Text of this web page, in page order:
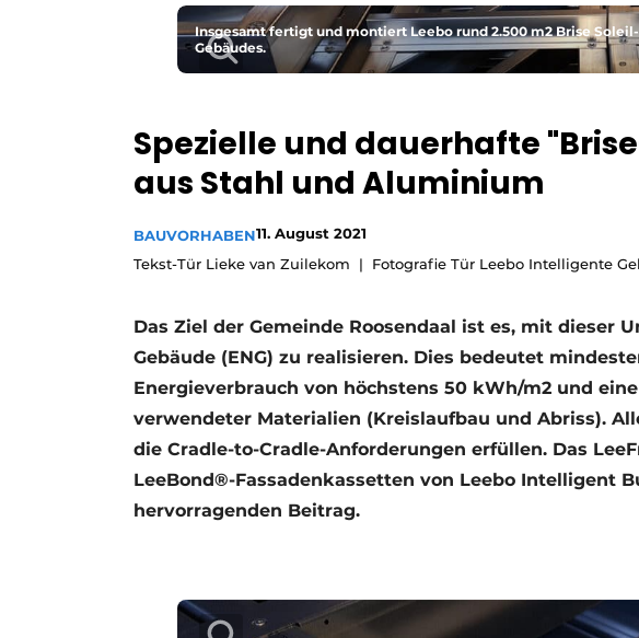
Veranstaltung anmelden
Startseite
Newsletter
Podcasts
Datenschutz / Cookie-Erklärung
GeschichteMetadaten
Freie Stellen
Videos
Insgesamt fertigt und montiert Leebo rund 2.500 m2 Brise
Gebäudes.
Spezielle und dauerhafte
aus Stahl und Aluminium
BAUVORHABEN11. August 2021
Tekst-Tür Lieke van Zuilekom
Fotografie Tür Leebo Intelligente
Das Ziel der Gemeinde Roosendaal ist es, mit dieser
Gebäude (ENG) zu realisieren. Dies bedeutet
Energieverbrauch von höchstens 50 kWh/m2 und
verwendeter Materialien (Kreislaufbau und Abriss).
die Cradle-to-Cradle-Anforderungen erfüllen. Das
LeeBond®-Fassadenkassetten von Leebo Intelligent
hervorragenden Beitrag.